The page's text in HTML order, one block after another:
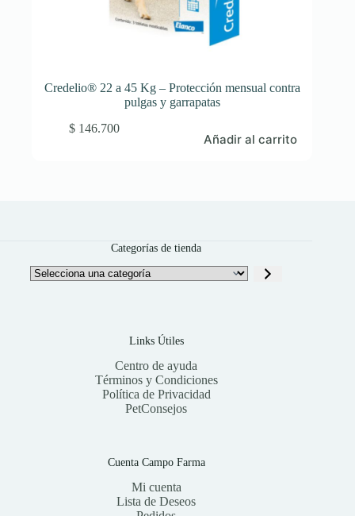
Credelio® 22 a 45 Kg – Protección mensual contra
pulgas y garrapatas
$146.700
Añadir al carrito
Categorías de tienda
Selecciona
una
Links Útiles
Centro de ayuda
Términos y Condiciones
Política de Privacidad
PetConsejos
Cuenta Campo Farma
Mi cuenta
Lista de Deseos